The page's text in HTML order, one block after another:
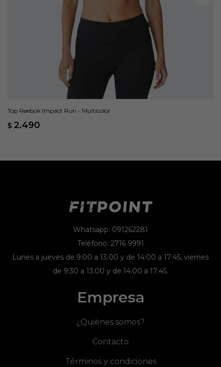
Top Reebok Impact Run - Multicolor
$ 2.490
Whatsapp: 091262281
Teléfono: 2716 9991
Lunes a jueves de 9:00 a 13:00 y de 14:00 a 17:45, viernes
de 9:30 a 13:00 y de 14:00 a 17:45.
Empresa
¿Quiénes somos?
Contacto
Términos y condiciones